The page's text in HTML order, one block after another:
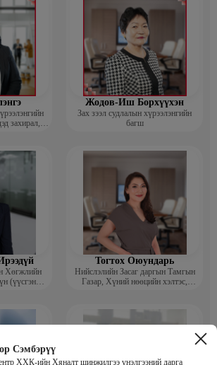
Сэмбэрүү
ХХК-ийн Хяналт шинжилгээ үнэлгээний дарга
захирал,
Жодов-Иш Борхүүхэн
Зах зээл судлалын хүрээлэнгийн
багш
Хөгжлийн
(үүсгэн
Тогтох Оюундарь
Нийслэлийн Засаг даргын Тамгын
Газар, Хүний нөөцийн хэлтэс,